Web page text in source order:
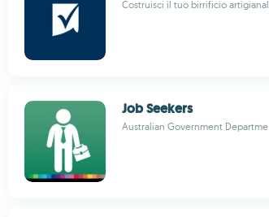
Costruisci il tuo birrificio
Job Seekers
Australian Government Departme